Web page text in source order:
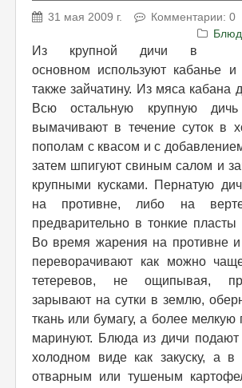
31 мая 2009 г.
Комментарии: 0
Из крупной дичи в
основном используют кабанье
также зайчатину. Из мяса кабана
Всю остальную крупную дичь
вымачивают в течение суток в
пополам с квасом и с
затем шпигуют свиным салом и
крупными кусками. Пернатую
на противне, либо на
предварительно в тонкие пласты
Во время жарения на противне и
переворачивают как можно
тетеревов, не ощипывая,
зарывают на сутки в землю,
ткань или бумагу, а более мелкую
маринуют. Блюда из дичи
холодном виде как закуску, а
отварным или тушеным